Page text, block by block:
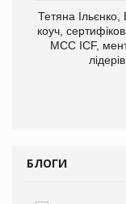
Тетяна Ільєнко,
коуч,
МСС ICF,
лідерів
БЛОГИ